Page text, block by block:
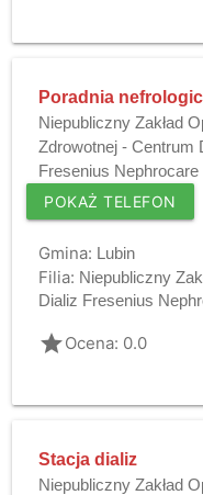
Poradnia
Niepubliczny Zakład
Zdrowotnej - Centrum
Fresenius Nephrocare
POKAŻ TELEFON
Gmina: Lubin
Filia: Niepubliczny
Dializ Fresenius
gradeOcena: 0.0
Stacja dializ
Niepubliczny Zakład